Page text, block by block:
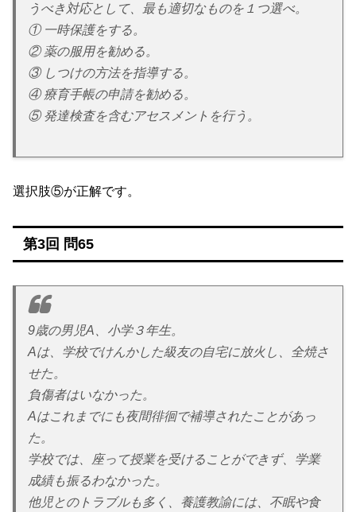
うべき対応として、最も適切なものを１つ選べ。
① 一時保護をする。
② 薬の服用を勧める。
③ しつけの方法を指導する。
④ 療育手帳の申請を勧める。
⑤ 発達検査を含むアセスメントを行う。
選択肢⑤が正解です。
第3回 問65
9歳の男児A、小学３年生。
Aは、学校でけんかした級友の自宅に放火し、全焼さ
せた。
負傷者はいなかった。
Aはこれまでにも夜間徘徊で補導されたことがあっ
た。
学校では、座って授業を受けることができず、学業
成績も振るわなかった。
他児とのトラブルも多く、養護教諭には、不眠や食